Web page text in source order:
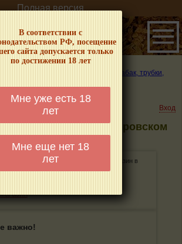
В соответствии с
РФ, посещение
сайта допускается только
по достижении 18 лет
Мне уже есть 18
лет
Мне еще нет 18
лет
Полная версия
о табаке и курении
Где купить табак, трубки,
Вход
трубки, кальян в Кировском
табак, трубки, кальян? Добавьте магазин в
важно!